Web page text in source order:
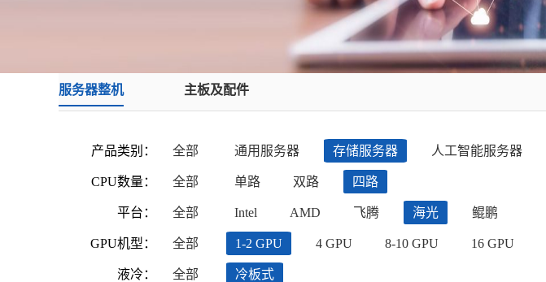
服务器整机 主板及配件
产品类别：
CPU数量：
平台：
GPU机型：
液冷：
全部 通用服务器 存储服务器 人工智能服务器
全部 单路 双路 四路
全部 Intel AMD 飞腾 海光 鲲鹏
全部 1-2 GPU 4 GPU 8-10 GPU 16 GPU
全部 冷板式